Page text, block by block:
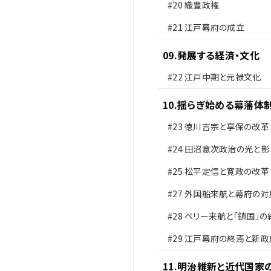
#20 織豊政権
#21 江戸幕府の成立
09.発展する経済・文化
#22 江戸中期と元禄文化
10.揺らぎ始める幕藩体
#23 徳川吉宗と享保の改革
#24 田沼意次政治の光と影
#25 松平定信と寛政の改革
#27 外国船来航と幕府の
#28 ペリー来航と「鎖国」
#29 江戸幕府の終焉と新政
足
11.明治維新と近代国家